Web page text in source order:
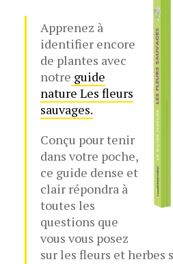
Apprenez à
identifier encore
de plantes avec
notre guide
nature Les fleurs
sauvages.
Conçu pour tenir
dans votre poche,
ce guide dense et
clair répondra à
toutes les
questions que
vous vous posez
sur les fleurs et herbes